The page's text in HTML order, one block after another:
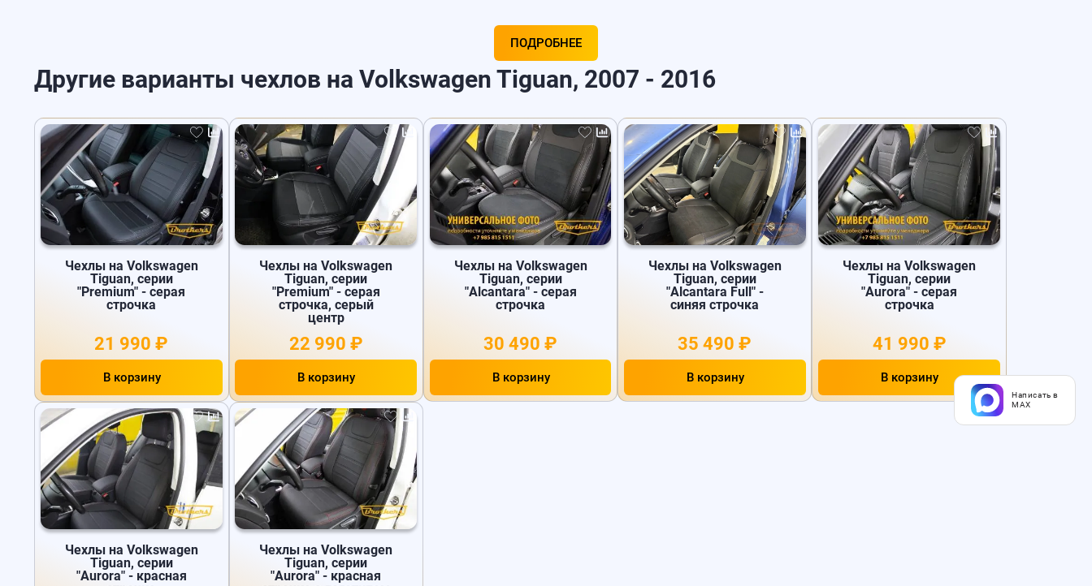
ПОДРОБНЕЕ
Другие варианты чехлов на Volkswagen Tiguan, 2007 - 2016
Чехлы на Volkswagen
Tiguan, серии
"Premium" - серая
строчка
21 990 ₽
В корзину
Чехлы на Volkswagen
Tiguan, серии
"Premium" - серая
строчка, серый
центр
22 990 ₽
В корзину
Чехлы на Volkswagen
Tiguan, серии
"Alcantara" - серая
строчка
30 490 ₽
В корзину
Чехлы на Volkswagen
Tiguan, серии
"Alcantara Full" -
синяя строчка
35 490 ₽
В корзину
Чехлы на Volkswagen
Tiguan, серии
"Aurora" - серая
строчка
41 990 ₽
В корзину
Чехлы на Volkswagen
Tiguan, серии
"Aurora" - красная
Чехлы на Volkswagen
Tiguan, серии
"Aurora" - красная
Написать в
MAX